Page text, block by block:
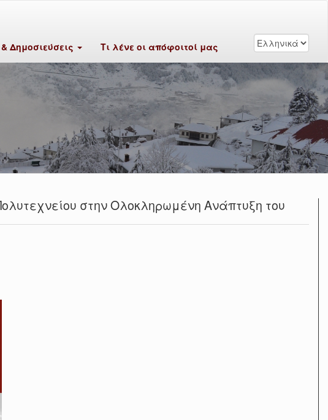
Δημοσιεύσεις Τι λένε οι απόφοιτοί μας
στην Ολοκληρωμένη Ανάπτυξη του